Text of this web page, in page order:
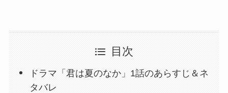
目次
ドラマ「君は夏のなか」1話のあらすじ＆ネ
タバレ